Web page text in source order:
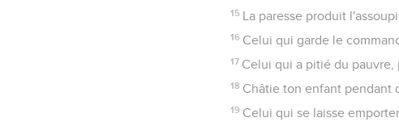
15 La paresse produit
16 Celui qui garde le
17 Celui qui a pitié du pauvre,
18 Châtie ton enfant pendant
19 Celui qui se laisse